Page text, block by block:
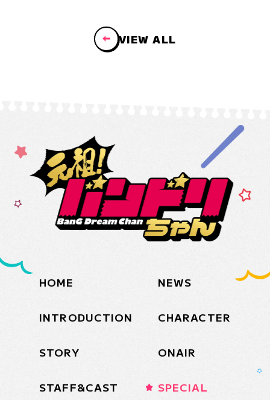
VIEW ALL
HOME NEWS
INTRODUCTION CHARACTER
STORY ONAIR
STAFF&CAST SPECIAL